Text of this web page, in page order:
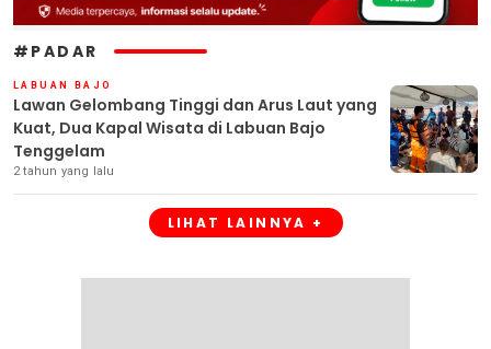
#PADAR
LABUAN BAJO
Lawan Gelombang Tinggi dan Arus Laut yang
Kuat, Dua Kapal Wisata di Labuan Bajo
Tenggelam
2 tahun yang lalu
LIHAT LAINNYA +